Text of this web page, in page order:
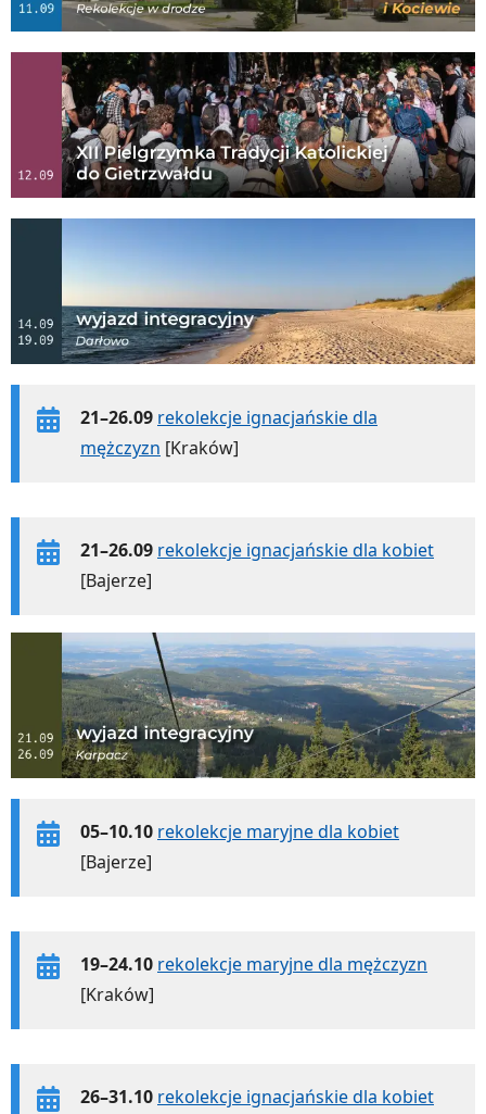
21–26.09 rekolekcje ignacjańskie dla
mężczyzn [Kraków]
21–26.09 rekolekcje ignacjańskie dla kobiet
[Bajerze]
05–10.10 rekolekcje maryjne dla kobiet
[Bajerze]
19–24.10 rekolekcje maryjne dla mężczyzn
[Kraków]
26–31.10 rekolekcje ignacjańskie dla kobiet